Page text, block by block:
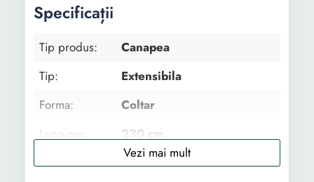
Specificații
Tip produs:
Canapea
Tip:
Extensibila
Forma:
Coltar
Lungime:
230 cm
Latime:
150 cm